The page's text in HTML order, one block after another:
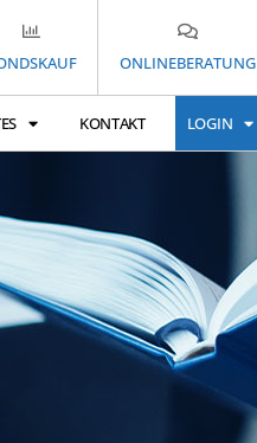
ONLINEBERATUNG
KONTAKT LOGIN